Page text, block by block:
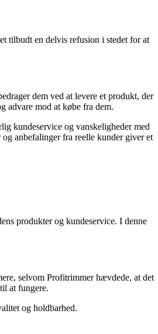
tilbudt en delvis refusion i stedet for at
dem ved at levere et produkt, der
advare mod at købe fra dem.
kundeservice og vanskeligheder med
anbefalinger fra reelle kunder giver et
produkter og kundeservice. I denne
selvom Profitrimmer hævdede, at det
at fungere.
og holdbarhed.